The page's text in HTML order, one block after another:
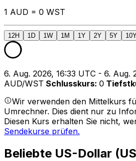
1 AUD = 0 WST
12H 1D 1W 1M 1Y 2Y 5Y
6. Aug. 2026, 16:33 UTC - 6. Aug.
AUD/WST Schlusskurs: 0
Wir verwenden den Mittelkurs
Umrechner. Dies dient nur zu
Diesen Kurs erhalten Sie nicht,
Sendekurse prüfen.
Beliebte US-Dollar